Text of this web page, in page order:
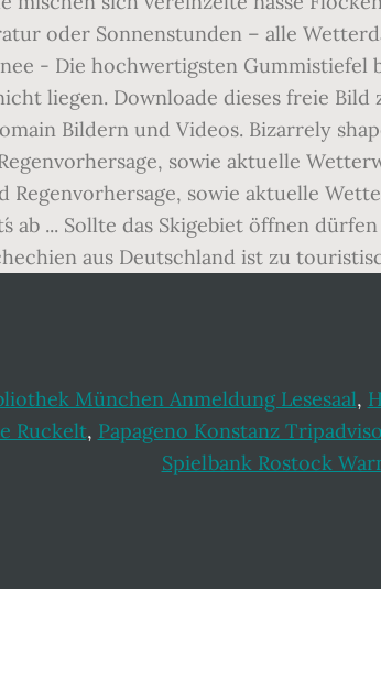
oder Sonnenstunden – alle
- Die hochwertigsten Gummistiefel
liegen. Downloade dieses freie Bild
Bildern und Videos. Bizarrely
sowie aktuelle
sowie aktuelle
ab ... Sollte das Skigebiet öffnen
aus Deutschland ist zu
München Anmeldung Lesesaal,
Ruckelt, Papageno Konstanz
Spielbank Rostock